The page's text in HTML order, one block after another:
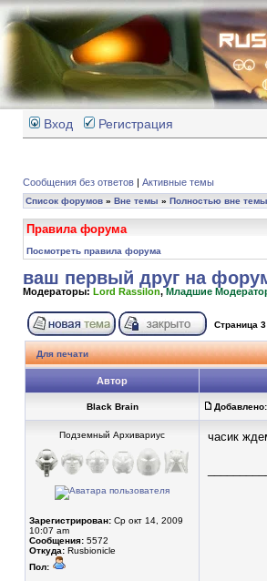
Вход Регистрация
Сообщения без ответов | Активные темы
Список форумов » Вне темы » Полностью вне темы
Правила форума
Посмотреть правила форума
ваш первый друг на
Модераторы: Lord Rassilon,Младшие
Страница 3
Для печати
Автор
Black Brain Добавлено:
Подземный Архивариус
Зарегистрирован: Ср окт 14, 2009
10:07 am
Сообщения: 5572
Откуда: Rusbionicle
Пол:
часик